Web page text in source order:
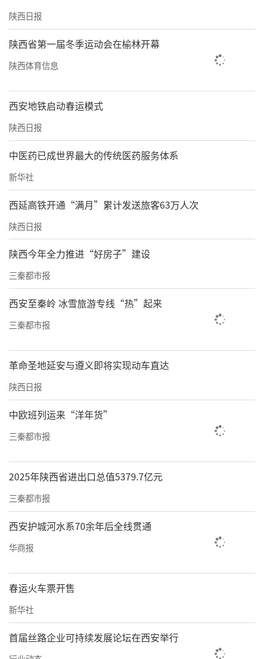
陕西日报
陕西省第一届冬季运动会在榆林开幕
陕西体育信息
西安地铁启动春运模式
陕西日报
中医药已成世界最大的传统医药服务体系
新华社
西延高铁开通“满月”累计发送旅客63万人次
陕西日报
陕西今年全力推进“好房子”建设
三秦都市报
西安至秦岭 冰雪旅游专线“热”起来
三秦都市报
革命圣地延安与遵义即将实现动车直达
陕西日报
中欧班列运来“洋年货”
三秦都市报
2025年陕西省进出口总值5379.7亿元
三秦都市报
西安护城河水系70余年后全线贯通
华商报
春运火车票开售
新华社
首届丝路企业可持续发展论坛在西安举行